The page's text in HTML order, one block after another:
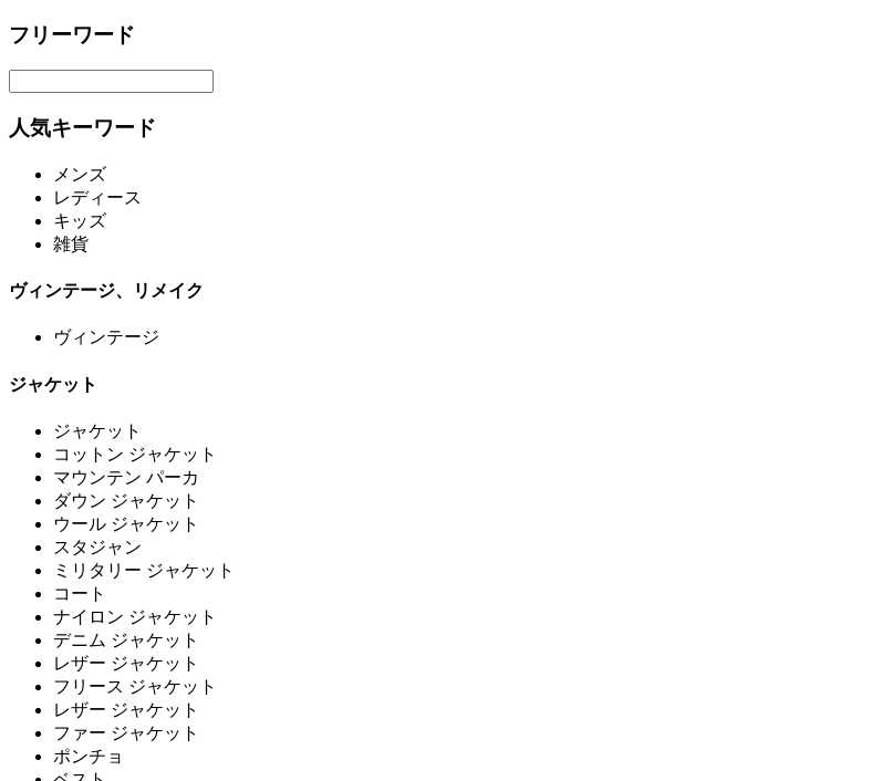
フリーワード
人気キーワード
メンズ
レディース
キッズ
雑貨
ヴィンテージ、リメイク
ヴィンテージ
ジャケット
ジャケット
コットン ジャケット
マウンテン パーカ
ダウン ジャケット
ウール ジャケット
スタジャン
ミリタリー ジャケット
コート
ナイロン ジャケット
デニム ジャケット
レザー ジャケット
フリース ジャケット
レザー ジャケット
ファー ジャケット
ポンチョ